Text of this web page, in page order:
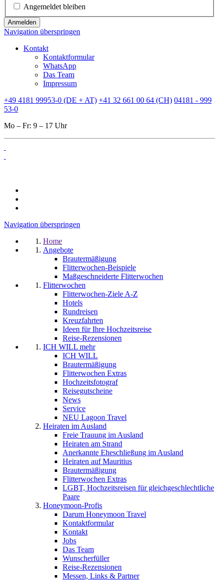
Angemeldet bleiben
Anmelden
Navigation überspringen
Kontakt
Kontaktformular
WhatsApp
Das Team
Impressum
+49 4181 99953-0 (DE + AT) +41 32 661 00 64 (CH) 04181 - 999
53-0
Mo – Fr: 9 – 17 Uhr
Navigation überspringen
Home
Angebote
Brautermäßigung
Flitterwochen-Beispiele
Maßgeschneiderte Flitterwochen
Flitterwochen
Flitterwochen-Ziele A-Z
Hotels
Rundreisen
Kreuzfahrten
Ideen für Ihre Hochzeitsreise
Reise-Rezensionen
ICH WILL mehr
ICH WILL
Brautermäßigung
Flitterwochen Extras
Hochzeitsfotograf
Reisegutscheine
News
Service
NEU Lagoon Travel
Heiraten im Ausland
Freie Trauung im Ausland
Heiraten am Strand
Anerkannte Eheschließung im Ausland
Heiraten auf Mauritius
Brautermäßigung
Flitterwochen Extras
LGBT, Hochzeitsreisen für gleichgeschlechtliche
Paare
Honeymoon-Profis
Darum Honeymoon Travel
Kontaktformular
Kontakt
Jobs
Das Team
Wunscherfüller
Reise-Rezensionen
Messen, Links & Partner